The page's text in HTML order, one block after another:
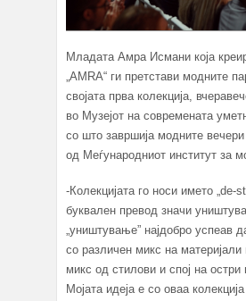
Младата Амра Исмани која
„AMRA“ ги претстави модните
својата прва колекција,
во Музејот на современата
со што завршија модните
од Меѓународниот институт за
-Колекцијата го носи името „de-
буквален превод значи
„уништување” најдобро успеав
со различен микс на материјали
микс од стилови и спој на
Мојата идеја е со оваа